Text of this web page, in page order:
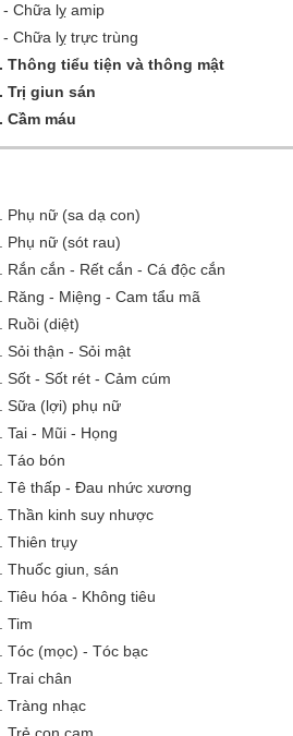
- Chữa lỵ amip
- Chữa lỵ trực trùng
Thông tiểu tiện và thông mật
Trị giun sán
Cầm máu
Phụ nữ (sa dạ con)
Phụ nữ (sót rau)
Rắn cắn - Rết cắn - Cá độc cắn
Răng - Miệng - Cam tẩu mã
Ruồi (diệt)
Sỏi thận - Sỏi mật
Sốt - Sốt rét - Cảm cúm
Sữa (lợi) phụ nữ
Tai - Mũi - Họng
Táo bón
Tê thấp - Đau nhức xương
Thần kinh suy nhược
Thiên trụy
Thuốc giun, sán
Tiêu hóa - Không tiêu
Tim
Tóc (mọc) - Tóc bạc
Trai chân
Tràng nhạc